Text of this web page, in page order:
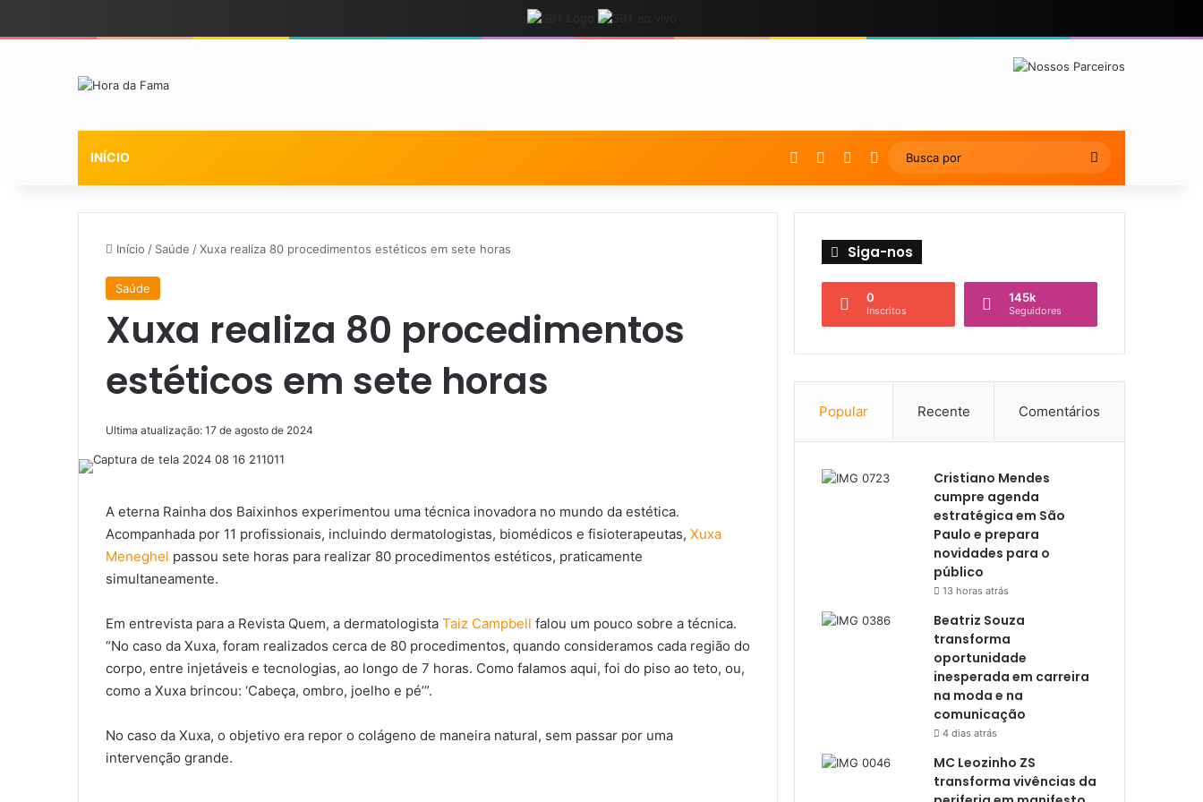
INÍCIO YouTubeInstagramArtigo Aleatório
Switch skin
Busca
por
Início / Saúde /Xuxa realiza 80 procedimentos estéticos em sete horas
Saúde
Xuxa realiza 80 procedimentos
estéticos em sete horas
Ultima atualização: 17 de agosto de 2024
A eterna Rainha dos Baixinhos experimentou uma técnica inovadora no mundo da estética.
Acompanhada por 11 profissionais, incluindo dermatologistas, biomédicos e fisioterapeutas, Xuxa
Meneghel passou sete horas para realizar 80 procedimentos estéticos, praticamente
simultaneamente.
Em entrevista para a Revista Quem, a dermatologista Taiz Campbell falou um pouco sobre a técnica.
“No caso da Xuxa, foram realizados cerca de 80 procedimentos, quando consideramos cada região do
corpo, entre injetáveis e tecnologias, ao longo de 7 horas. Como falamos aqui, foi do piso ao teto, ou,
como a Xuxa brincou: ‘Cabeça, ombro, joelho e pé’”.
No caso da Xuxa, o objetivo era repor o colágeno de maneira natural, sem passar por uma
intervenção grande.
Siga-nos
0
Inscritos
145k
Seguidores
Popular Recente Comentários
Cristiano Mendes
cumpre agenda
estratégica em São
Paulo e prepara
novidades para o
público
13 horas atrás
Beatriz Souza
transforma
oportunidade
inesperada em carreira
na moda e na
comunicação
4 dias atrás
MC Leozinho ZS
transforma vivências da